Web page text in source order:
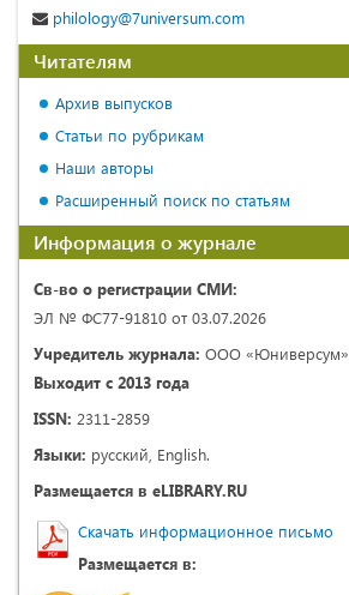
philology@7universum.com
Читателям
Архив выпусков
Статьи по рубрикам
Наши авторы
Расширенный поиск по статьям
Информация о журнале
Св-во о регистрации СМИ:
ЭЛ № ФС77-91810 от 03.07.2026
Учредитель журнала: ООО «Юниверсум»
Выходит с 2013 года
ISSN: 2311-2859
Языки: русский, English.
Размещается в eLIBRARY.RU
Скачать информационное письмо
Размещается в: